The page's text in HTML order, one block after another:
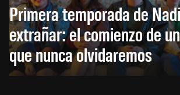
Primera temporada de
extrañar: el comienzo de
que nunca olvidaremos